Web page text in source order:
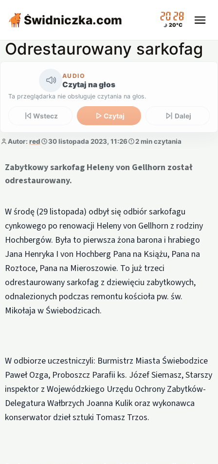
Świdniczka.com 20:28
20°C
Odrestaurowany sarkofag
AUDIO
Czytaj na głos
Ta przeglądarka nie obsługuje czytania na głos.
Wstecz Czytaj Dalej
Autor: red 30 listopada 2023, 11:26 2 min czytania
Zabytkowy sarkofag Heleny von Gellhorn został
odrestaurowany.
W środę (29 listopada) odbył się odbiór sarkofagu
cynkowego po renowacji Heleny von Gellhorn z rodziny
Hochbergów. Była to pierwsza żona barona i hrabiego
Jana Henryka I von Hochberg Pana na Książu, Pana na
Roztoce, Pana na Mieroszowie. To już trzeci
odrestaurowany sarkofag z dziewięciu zabytkowych,
odnalezionych podczas remontu kościoła pw. św.
Mikołaja w Świebodzicach.
W odbiorze uczestniczyli: Burmistrz Miasta Świebodzice
Paweł Ozga, Proboszcz Parafii ks. Józef Siemasz, Starszy
inspektor z Wojewódzkiego Urzędu Ochrony Zabytków-
Delegatura Wałbrzych Joanna Kulik oraz wykonawca
konserwator dzieł sztuki Tomasz Trzos.